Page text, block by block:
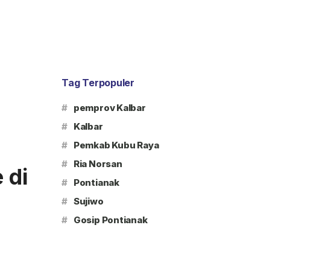
di
Tag Terpopuler
# pemprov Kalbar
# Kalbar
# Pemkab Kubu Raya
# Ria Norsan
# Pontianak
# Sujiwo
# Gosip Pontianak